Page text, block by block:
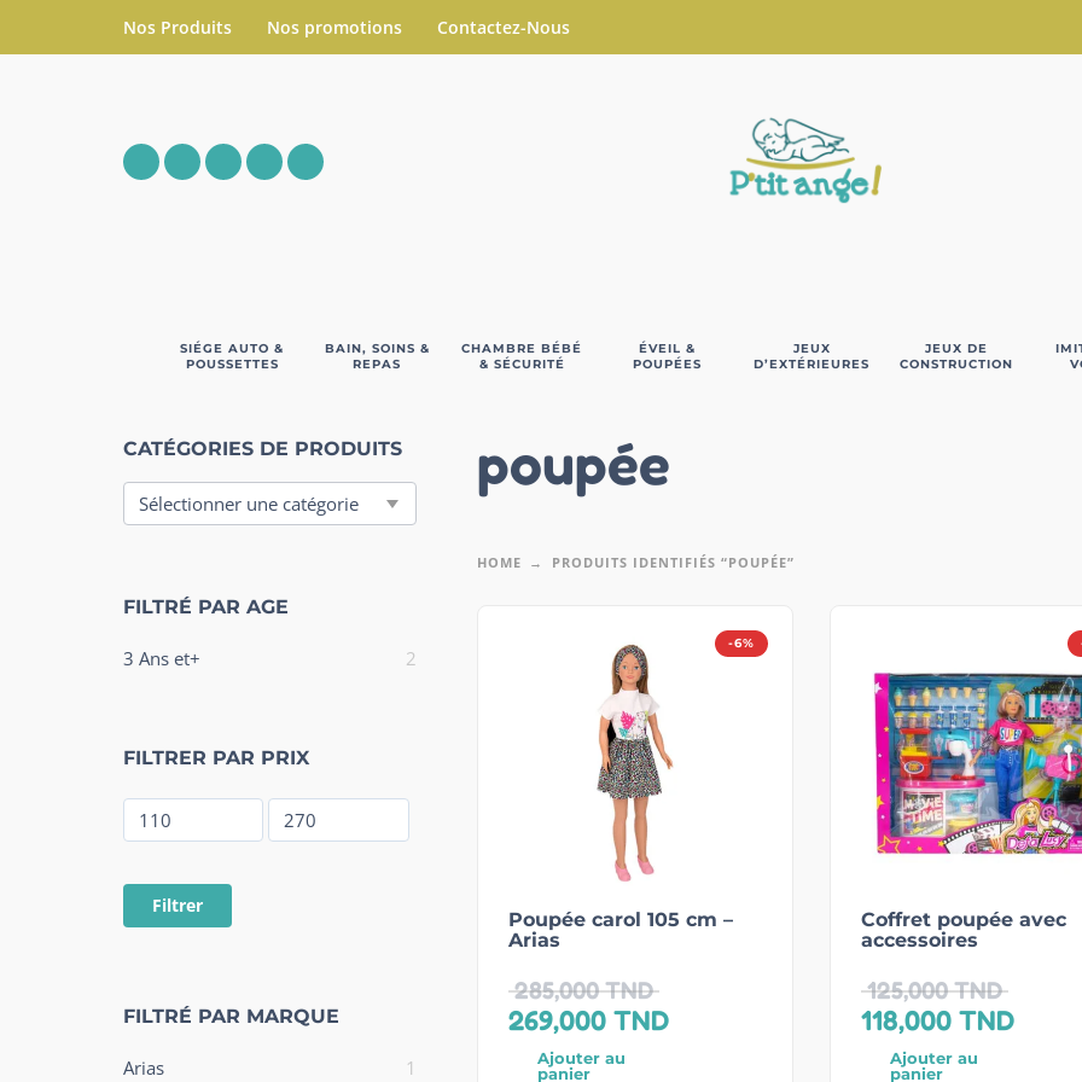
Nos Produits Nos promotions Contactez-Nous
SIÉGE AUTO &
POUSSETTES
BAIN, SOINS &
REPAS
CHAMBRE BÉBÉ
& SÉCURITÉ
ÉVEIL &
POUPÉES
JEUX
D’EXTÉRIEURES
JEUX DE
CONSTRUCTION
CATÉGORIES DE PRODUITS
FILTRÉ PAR AGE
3 Ans et+ 2
FILTRER PAR PRIX
Filtrer
FILTRÉ PAR MARQUE
Arias 1
poupée
HOME PRODUITS IDENTIFIÉS “POUPÉE”
-6%
Poupée carol 105 cm –
Arias
285,000TND
269,000 TND
Ajouter au
panier
Coffret poupée avec
accessoires
125,000TND
118,000 TND
Ajouter au
panier